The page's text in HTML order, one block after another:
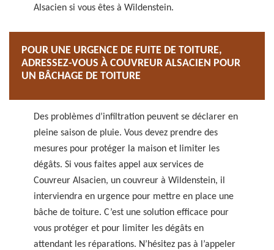
Alsacien si vous êtes à Wildenstein.
POUR UNE URGENCE DE FUITE DE TOITURE,
ADRESSEZ-VOUS À COUVREUR ALSACIEN POUR
UN BÂCHAGE DE TOITURE
Des problèmes d’infiltration peuvent se déclarer en
pleine saison de pluie. Vous devez prendre des
mesures pour protéger la maison et limiter les
dégâts. Si vous faites appel aux services de
Couvreur Alsacien, un couvreur à Wildenstein, il
interviendra en urgence pour mettre en place une
bâche de toiture. C’est une solution efficace pour
vous protéger et pour limiter les dégâts en
attendant les réparations. N’hésitez pas à l’appeler